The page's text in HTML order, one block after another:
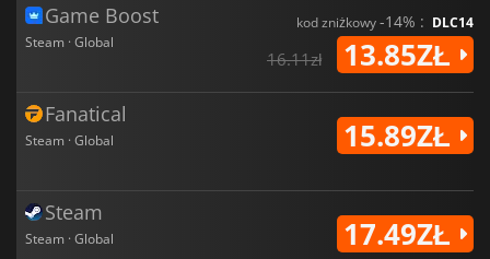
Game Boost
Steam · Global
kod zniżkowy-14% : DLC14
16.11zł 13.85ZŁ
Fanatical
Steam · Global 15.89ZŁ
Steam
Steam · Global 17.49ZŁ